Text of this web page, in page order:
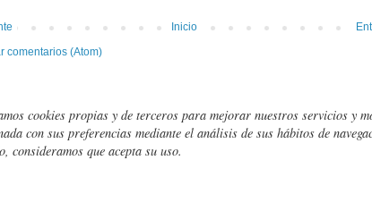
Inicio
comentarios (Atom)
cookies propias y de terceros para mejorar nuestros servicios y
con sus preferencias mediante el análisis de sus hábitos de
consideramos que acepta su uso.